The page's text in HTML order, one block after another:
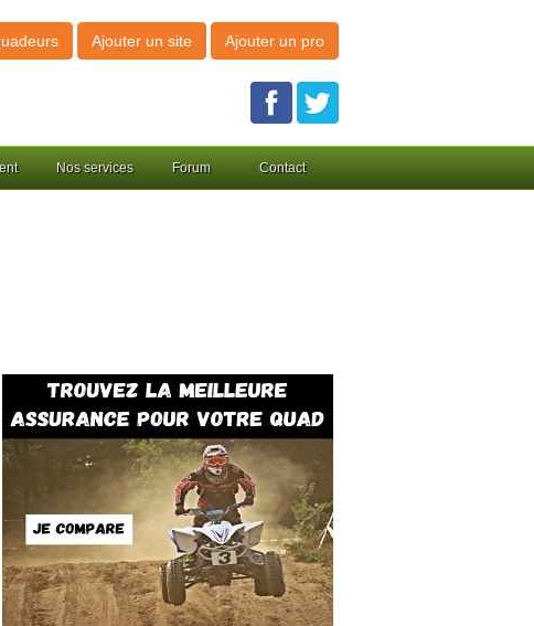
Ajouter un site Ajouter un pro
Nos services Forum Contact